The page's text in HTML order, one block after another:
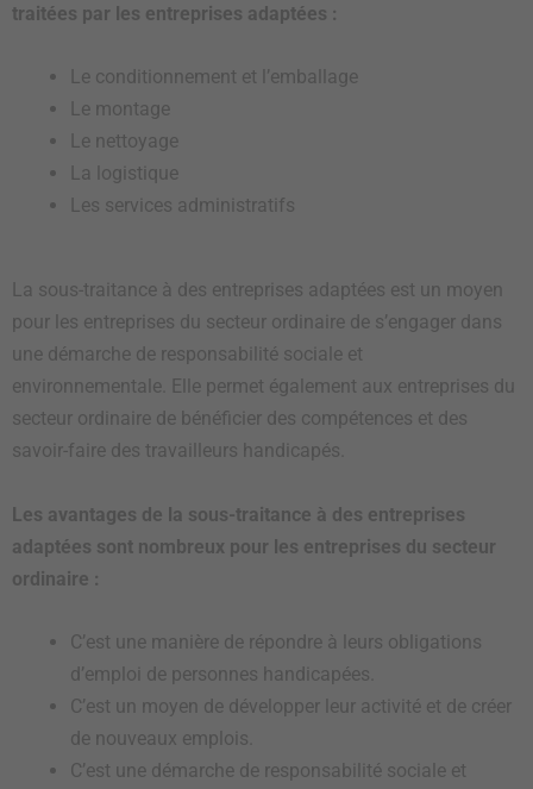
traitées par les entreprises adaptées :
Le conditionnement et l’emballage
Le montage
Le nettoyage
La logistique
Les services administratifs
La sous-traitance à des entreprises adaptées est un moyen
pour les entreprises du secteur ordinaire de s’engager dans
une démarche de responsabilité sociale et
environnementale. Elle permet également aux entreprises du
secteur ordinaire de bénéficier des compétences et des
savoir-faire des travailleurs handicapés.
Les avantages de la sous-traitance à des entreprises
adaptées sont nombreux pour les entreprises du secteur
ordinaire :
C’est une manière de répondre à leurs obligations
d’emploi de personnes handicapées.
C’est un moyen de développer leur activité et de créer
de nouveaux emplois.
C’est une démarche de responsabilité sociale et